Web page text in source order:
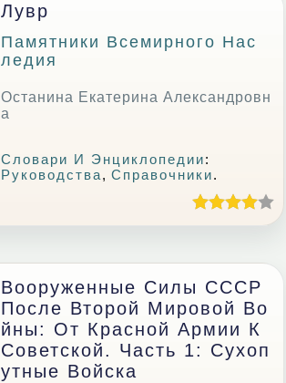
Лувр
Памятники Всемирного Нас
Ледия
Останина Екатерина Александровн
а
Словари И Энциклопедии:
Руководства,Справочники.
Вооруженные Силы СССР
После Второй Мировой Во
Йны: От Красной Армии К
Советской. Часть 1: Сухоп
Утные Войска